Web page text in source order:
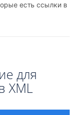
есть ссылки в
для
XML